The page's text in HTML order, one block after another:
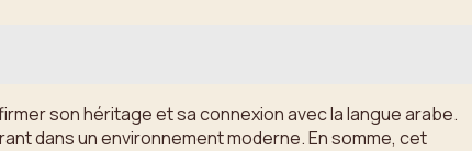
son héritage et sa connexion avec la langue arabe.
dans un environnement moderne. En somme, cet